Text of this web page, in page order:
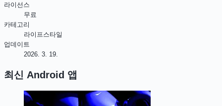
라이선스
무료
카테고리
라이프스타일
업데이트
2026. 3. 19.
최신 Android 앱